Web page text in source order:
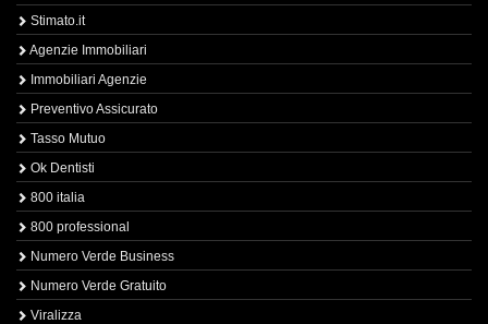
Stimato.it
Agenzie Immobiliari
Immobiliari Agenzie
Preventivo Assicurato
Tasso Mutuo
Ok Dentisti
800 italia
800 professional
Numero Verde Business
Numero Verde Gratuito
Viralizza